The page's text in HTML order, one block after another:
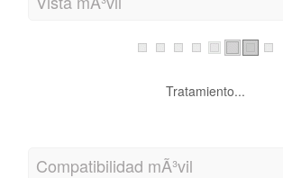
Tratamiento...
Compatibilidad mÃ³vil